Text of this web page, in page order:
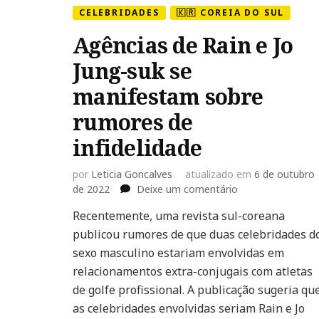
CELEBRIDADES 🇰🇷 COREIA DO SUL
Agências de Rain e Jo
Jung-suk se
manifestam sobre
rumores de
infidelidade
por Leticia Goncalves atualizado em 6 de outubro
de 2022
Deixe um comentário
de
Rain
e
Jung-
suk
se
Recentemente, uma revista sul-coreana
publicou rumores de que duas celebridades
sexo masculino estariam envolvidas em
relacionamentos extra-conjugais com atletas
de golfe profissional. A publicação sugeria
as celebridades envolvidas seriam Rain e Jo